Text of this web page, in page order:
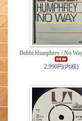
Bobbi Humphrey / No
2,990円(内税)